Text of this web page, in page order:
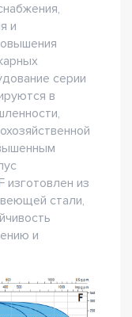
и
серии
в
F изготовлен из
стали,
и